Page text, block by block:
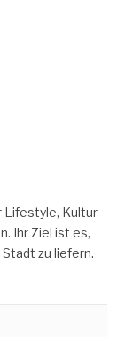
Lifestyle, Kultur
Ihr Ziel ist es,
zu liefern.